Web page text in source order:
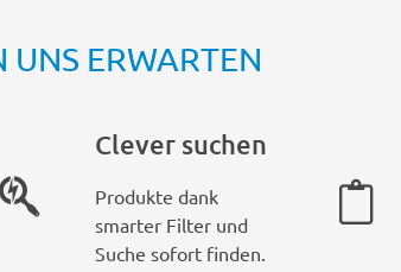
UNS ERWARTEN
Clever suchen
Produkte dank
smarter Filter und
Suche sofort finden.